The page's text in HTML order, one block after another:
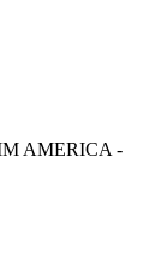
AMERICA -